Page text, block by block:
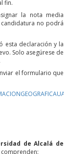
fin.
la nota media
no podrá
esta declaración y la
Solo asegúrese de
el formulario que
de Alcalá de
comprenden: